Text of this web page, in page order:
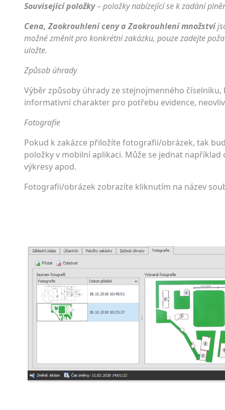
Související položky–položky nabízející se k zadání
Cena, Zaokrouhlení ceny a Zaokrouhlení množství
možné změnit pro konkrétní zakázku, pouze zadejte
uložte.
Způsob úhrady
Výběr způsoby úhrady ze stejnojmenného
informativní charakter pro potřebu evidence,
Fotografie
Pokud k zakázce přiložíte fotografii/obrázek, tak
položky v mobilní aplikaci. Může se jednat
výkresy apod.
Fotografii/obrázek zobrazíte kliknutím na název